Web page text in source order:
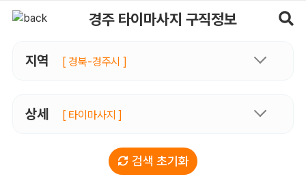
경주 타이마사지 구직정보
지역 [ 경북-경주시 ]
상세 [ 타이마사지 ]
검색 초기화